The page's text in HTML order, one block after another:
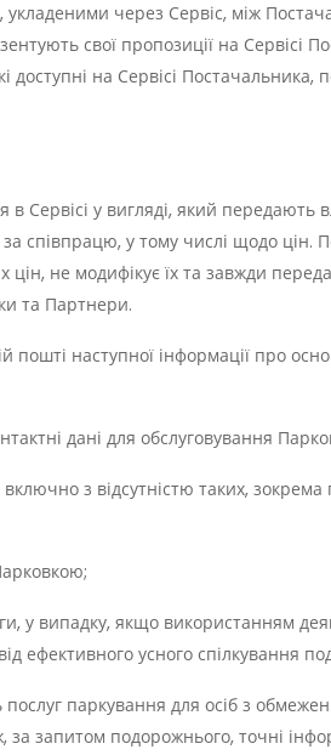
через Сервіс, між
свої пропозиції на Сервісі
на Сервісі Постачальника,
Сервісі у вигляді, який передають
співпрацю, у тому числі щодо цін.
не модифікує їх та завжди
та Партнери.
наступної інформації про
дані для обслуговування
з відсутністю таких, зокрема
у випадку, якщо використанням
ефективного усного спілкування
послуг паркування для осіб з
запитом подорожнього, точні